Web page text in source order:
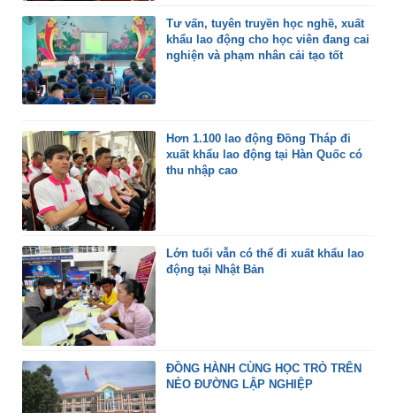
Tư vấn, tuyên truyền học nghề, xuất
khẩu lao động cho học viên đang cai
nghiện và phạm nhân cải tạo tốt
Hơn 1.100 lao động Đồng Tháp đi
xuất khẩu lao động tại Hàn Quốc có
thu nhập cao
Lớn tuổi vẫn có thể đi xuất khẩu lao
động tại Nhật Bản
ĐỒNG HÀNH CÙNG HỌC TRÒ TRÊN
NẺO ĐƯỜNG LẬP NGHIỆP